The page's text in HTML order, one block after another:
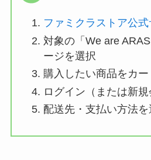
ファミクラストア公式
対象の「We are
ージを選択
購入したい商品をカー
ログイン（または新規
配送先・支払い方法